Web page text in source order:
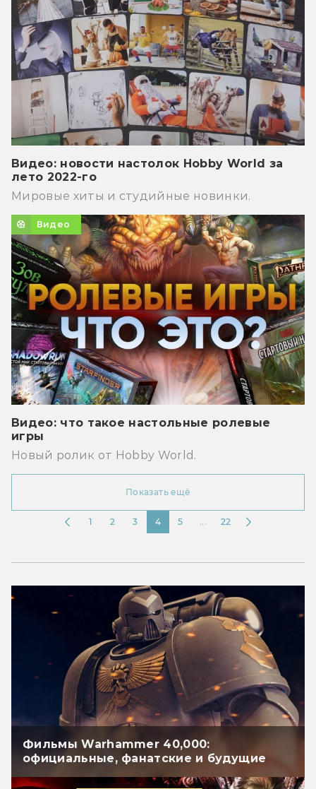
Видео: новости настолок Hobby World за
лето 2022-го
Мировые хиты и студийные новинки.
Видео
Видео: что такое настольные ролевые
игры
Новый ролик от Hobby World.
Показать ещё
1 2 3 4 5 22
...
Фильмы Warhammer 40,000:
официальные, фанатские и будущие